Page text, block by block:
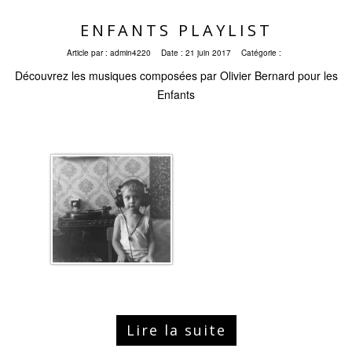
ENFANTS PLAYLIST
Article par : admin4220 Date : 21 juin 2017 Catégorie :
Découvrez les musiques composées par Olivier Bernard pour les
Enfants
Lire la suite